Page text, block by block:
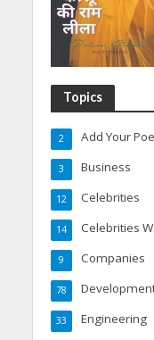
Topics
Add Your
2
Business
3
Celebrities
12
Celebrities
14
Companies
9
78
Engineering
33